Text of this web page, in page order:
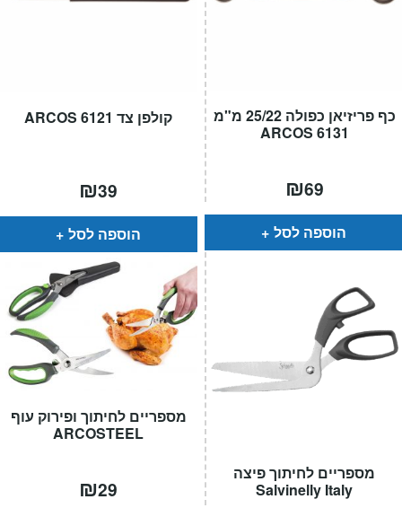
קולפן צד 6121 ARCOS
₪39
הוספה לסל
כף פריזיאן כפולה 25/22 מ"מ
6131 ARCOS
₪69
הוספה לסל
מספריים לחיתוך ופירוק עוף
ARCOSTEEL
₪29
מספריים לחיתוך פיצה
Salvinelly Italy